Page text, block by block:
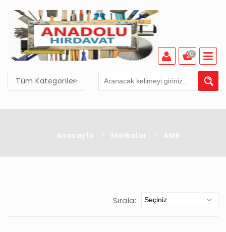
Tüm Kategoriler
0
Anasayfa > Markalar > AMR
Sırala: